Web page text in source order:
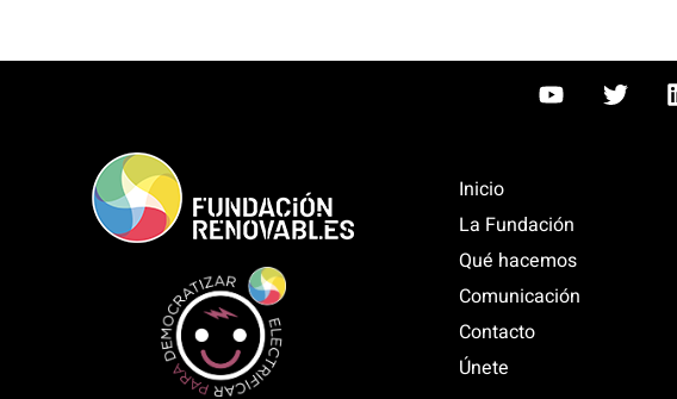
Inicio
La Fundación
Qué hacemos
Comunicación
Contacto
Únete